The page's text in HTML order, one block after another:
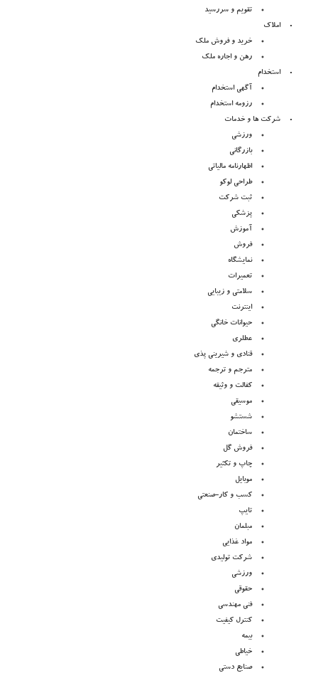
تقویم و سررسید
املاک
خرید و فروش ملک
رهن و اجاره ملک
استخدام
آگهی استخدام
رزومه استخدام
شرکت ها و خدمات
ورزشی
بازرگانی
اظهارنامه مالیاتی
طراحی لوکو
ثبت شرکت
پزشکی
آموزش
فروش
نمایشگاه
تعمیرات
سلامتی و زیبایی
اینترنت
حیوانات خانگی
عطلری
قنادی و شیرینی پذی
مترجم و ترجمه
کفالت و وثیقه
موسیقی
شستشو
ساختمان
فروش گل
چاپ و تکثیر
موبایل
کسب و کار-صنعتی
تایپ
مبلمان
مواد غذایی
شرکت تولیدی
ورزشی
حقوقی
فنی مهندسی
کنترل کیفیت
بیمه
خیاطی
صنایع دستی